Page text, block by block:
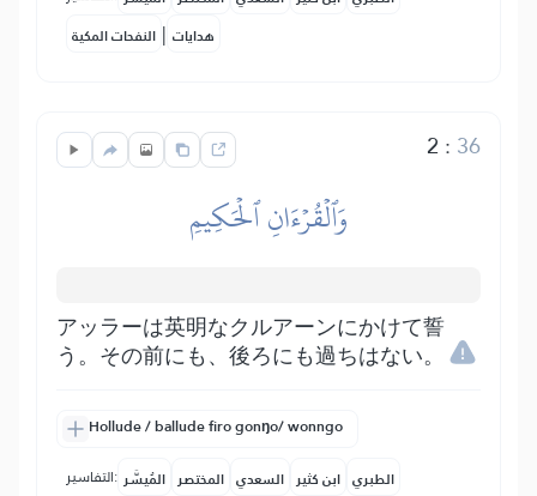
النفحات المكية | هدايات
2 : 36
وَٱلۡقُرۡءَانِ ٱلۡحَكِيمِ
アッラーは英明なクルアーンにかけて誓
う。その前にも、後ろにも過ちはない。
Hollude / ballude firo gonŋo/ wonngo
التفاسير: المُيسَّر المختصر السعدي ابن كثير الطبري